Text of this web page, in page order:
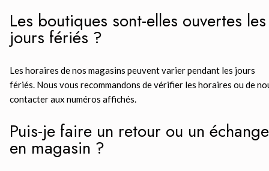
Les boutiques sont-elles ouvertes les
jours fériés ?
Les horaires de nos magasins peuvent varier pendant les jours
fériés. Nous vous recommandons de vérifier les horaires ou de
contacter aux numéros affichés.
Puis-je faire un retour ou un échange
en magasin ?